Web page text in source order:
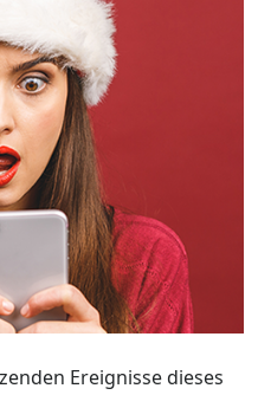
Ereignisse dieses